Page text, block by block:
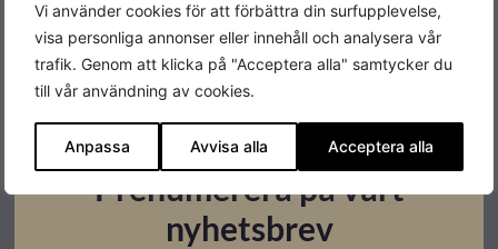
Vi använder cookies för att förbättra din surfupplevelse,
visa personliga annonser eller innehåll och analysera vår
trafik. Genom att klicka på "Acceptera alla" samtycker du
till vår användning av cookies.
Anpassa Avvisa alla Acceptera alla
Prenumerera på vårt
nyhetsbrev